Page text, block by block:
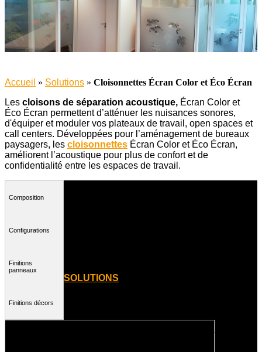
Accueil » Solutions » Cloisonnettes Écran Color et Éco Écran
Les cloisons de séparation acoustique, Écran Color et
Éco Écran permettent d’atténuer les nuisances sonores,
d'équiper et moduler vos plateaux de travail, open spaces et
call centers. Développées pour l’aménagement de bureaux
paysagers, les cloisonnettes Écran Color et Éco Écran,
améliorent l’acoustique pour plus de confort et de
confidentialité entre les espaces de travail.
Composition
Configurations
Finitions
panneaux
Finitions décors
SOLUTIONS
Cabines